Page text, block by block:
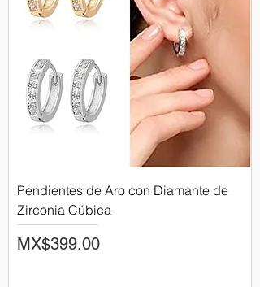
Pendientes de Aro con Diamante de
Zirconia Cúbica
Price
MX$399.00